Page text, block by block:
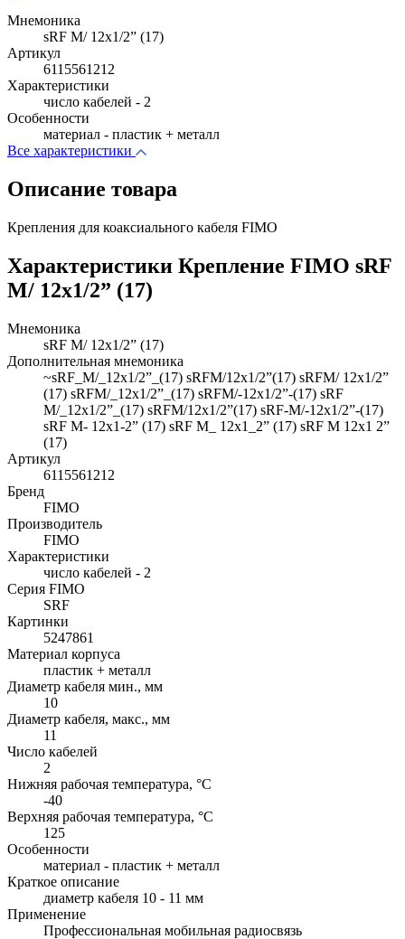
Мнемоника
sRF M/ 12x1/2” (17)
Артикул
6115561212
Характеристики
число кабелей - 2
Особенности
материал - пластик + металл
Все характеристики
Описание товара
Крепления для коаксиального кабеля FIMO
Характеристики Крепление FIMO sRF
M/ 12x1/2” (17)
Мнемоника
sRF M/ 12x1/2” (17)
Дополнительная мнемоника
~sRF_M/_12x1/2”_(17) sRFM/12x1/2”(17) sRFM/ 12x1/2”
(17) sRFM/_12x1/2”_(17) sRFM/-12x1/2”-(17) sRF
M/_12x1/2”_(17) sRFM/12x1/2”(17) sRF-M/-12x1/2”-(17)
sRF M- 12x1-2” (17) sRF M_ 12x1_2” (17) sRF M 12x1 2”
(17)
Артикул
6115561212
Бренд
FIMO
Производитель
FIMO
Характеристики
число кабелей - 2
Серия FIMO
SRF
Картинки
5247861
Материал корпуса
пластик + металл
Диаметр кабеля мин., мм
10
Диаметр кабеля, макс., мм
11
Число кабелей
2
Нижняя рабочая температура, °C
-40
Верхняя рабочая температура, °C
125
Особенности
материал - пластик + металл
Краткое описание
диаметр кабеля 10 - 11 мм
Применение
Профессиональная мобильная радиосвязь